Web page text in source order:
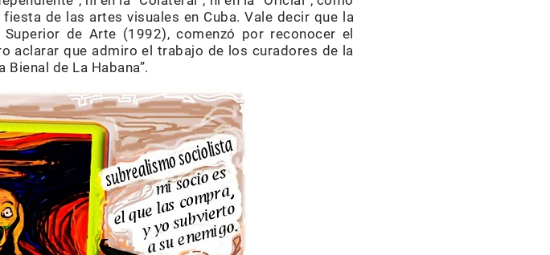
de las artes visuales en Cuba. Vale decir que la
de Arte (1992), comenzó por reconocer el
aclarar que admiro el trabajo de los curadores de la
Bienal de La Habana”.